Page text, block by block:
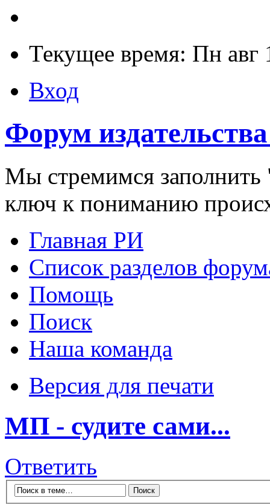
Текущее время: Пн авг
Вход
Форум
Мы стремимся заполнить
ключ к пониманию
Главная РИ
Список разделов
Помощь
Поиск
Наша команда
Версия для печати
МП - судите сами...
Ответить